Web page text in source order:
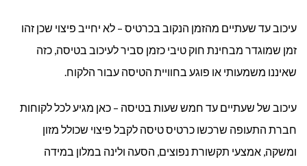
עיכוב עד שעתיים מהזמן הנקוב בכרטיס – לא יחייב פיצוי שכן זהו
זמן שמוגדר מבחינת חוק טיבי כזמן סביר לעיכוב בטיסה, כזה
שאיננו משמעותי או פוגע בחוויית הטיסה עבור הלקוח.
עיכוב של שעתיים עד חמש שעות בטיסה – כאן מגיע לכל לקוחות
חברת התעופה שרכשו כרטיס טיסה לקבל פיצוי שכולל מזון
ומשקה, אמצעי תקשורת נפוצים, הסעה ולינה במלון במידה